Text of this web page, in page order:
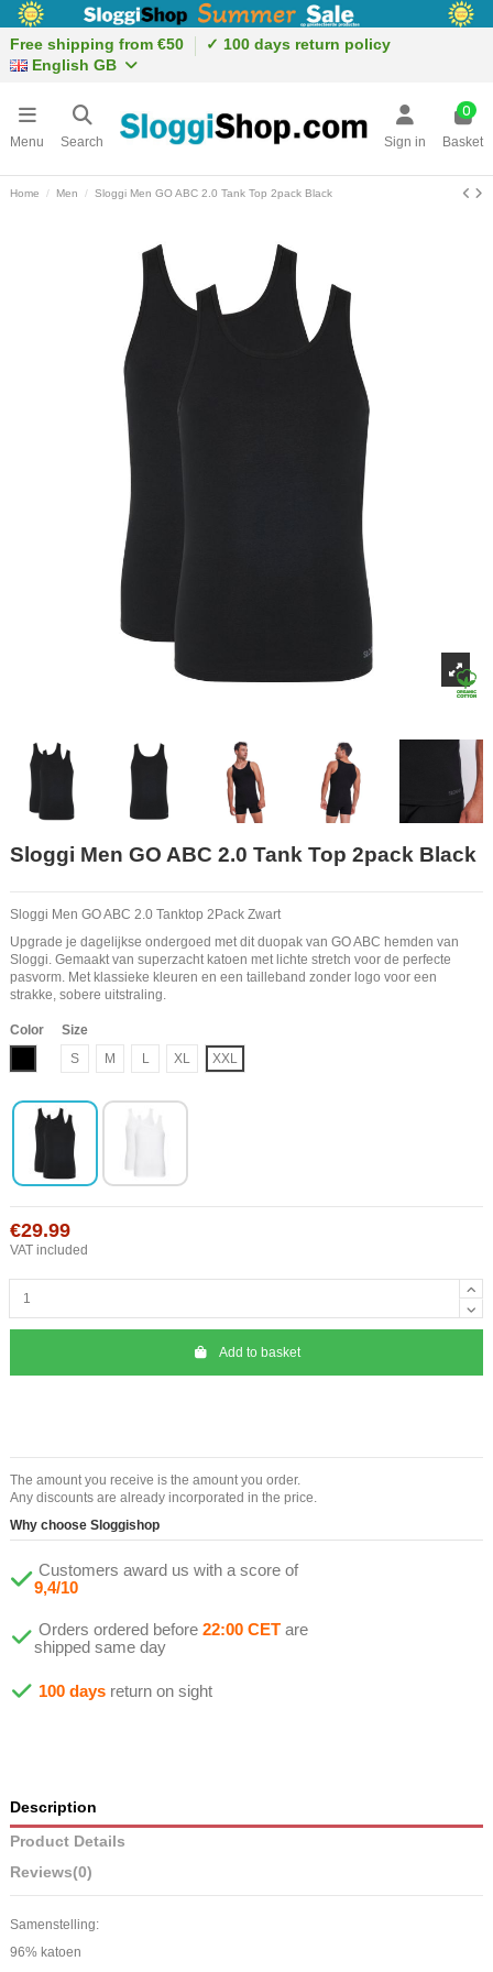
Free shipping from €50
✓ 100 days return policy
English GB
Menu Search Sign in
0
Basket
Home Men Sloggi Men GO ABC 2.0 Tank Top 2pack Black
Sloggi Men GO ABC 2.0 Tank Top 2pack Black
Sloggi Men GO ABC 2.0 Tanktop 2Pack Zwart
Upgrade je dagelijkse ondergoed met dit duopak van GO ABC hemden van
Sloggi. Gemaakt van superzacht katoen met lichte stretch voor de perfecte
pasvorm. Met klassieke kleuren en een tailleband zonder logo voor een
strakke, sobere uitstraling.
Color
Size
S
M L XL XXL
€29.99
VAT included
Add to basket
The amount you receive is the amount you order.
Any discounts are already incorporated in the price.
Why choose Sloggishop
Customers award us with a score of
9,4/10
Orders ordered before 22:00 CET are
shipped same day
100 days return on sight
Description
Product Details
Reviews(0)
Samenstelling:
96% katoen